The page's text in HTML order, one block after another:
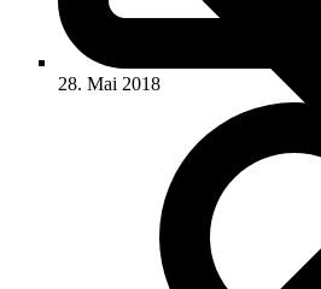
28. Mai 2018